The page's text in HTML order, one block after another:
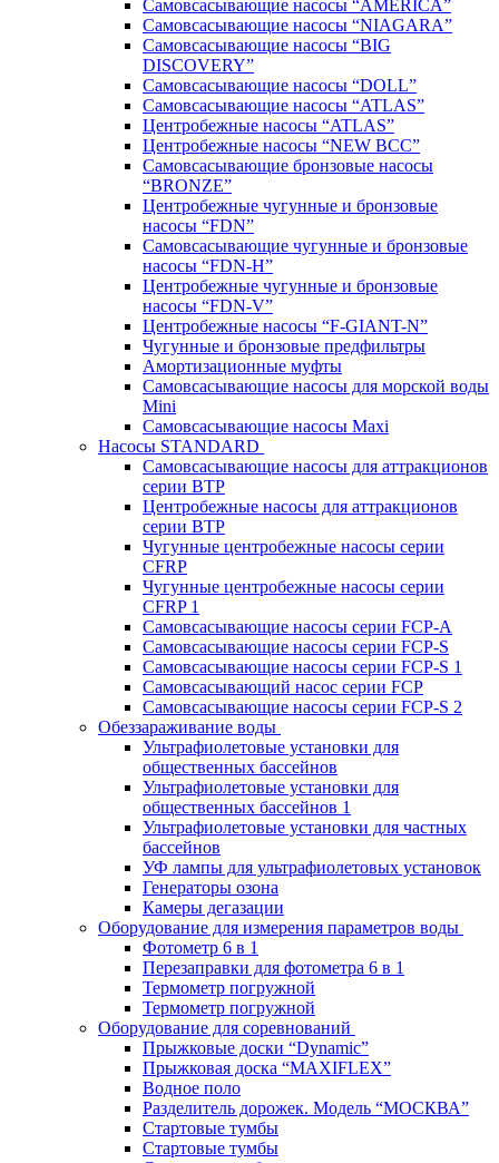
Самовсасывающие насосы “AMERICA”
Самовсасывающие насосы “NIAGARA”
Самовсасывающие насосы “BIG
DISCOVERY”
Самовсасывающие насосы “DOLL”
Самовсасывающие насосы “ATLAS”
Центробежные насосы “ATLAS”
Центробежные насосы “NEW BCC”
Самовсасывающие бронзовые насосы
“BRONZE”
Центробежные чугунные и бронзовые
насосы “FDN”
Самовсасывающие чугунные и бронзовые
насосы “FDN-Н”
Центробежные чугунные и бронзовые
насосы “FDN-V”
Центробежные насосы “F-GIANT-N”
Чугунные и бронзовые предфильтры
Амортизационные муфты
Самовсасывающие насосы для морской воды
Mini
Самовсасывающие насосы Maxi
Насосы STANDARD
Самовсасывающие насосы для аттракционов
серии BTP
Центробежные насосы для аттракционов
серии BTP
Чугунные центробежные насосы серии
CFRP
Чугунные центробежные насосы серии
CFRP 1
Самовсасывающие насосы серии FCP-A
Самовсасывающие насосы серии FCP-S
Самовсасывающие насосы серии FCP-S 1
Самовсасывающий насос серии FCP
Самовсасывающие насосы серии FCP-S 2
Обеззараживание воды
Ультрафиолетовые установки для
общественных бассейнов
Ультрафиолетовые установки для
общественных бассейнов 1
Ультрафиолетовые установки для частных
бассейнов
УФ лампы для ультрафиолетовых установок
Генераторы озона
Камеры дегазации
Оборудование для измерения параметров воды
Фотометр 6 в 1
Перезаправки для фотометра 6 в 1
Термометр погружной
Термометр погружной
Оборудование для соревнований
Прыжковые доски “Dynamic”
Прыжковая доска “MAXIFLEX”
Водное поло
Разделитель дорожек. Модель “МОСКВА”
Стартовые тумбы
Стартовые тумбы